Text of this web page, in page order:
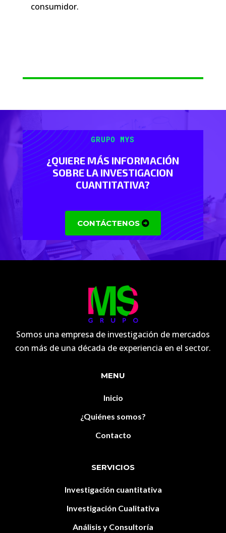
consumidor.
GRUPO MYS
¿QUIERE MÁS INFORMACIÓN
SOBRE LA INVESTIGACION
CUANTITATIVA?
CONTÁCTENOS
Somos una empresa de investigación de mercados
con más de una década de experiencia en el sector.
MENU
Inicio
¿Quiénes somos?
Contacto
SERVICIOS
Investigación cuantitativa
Investigación Cualitativa
Análisis y Consultoría